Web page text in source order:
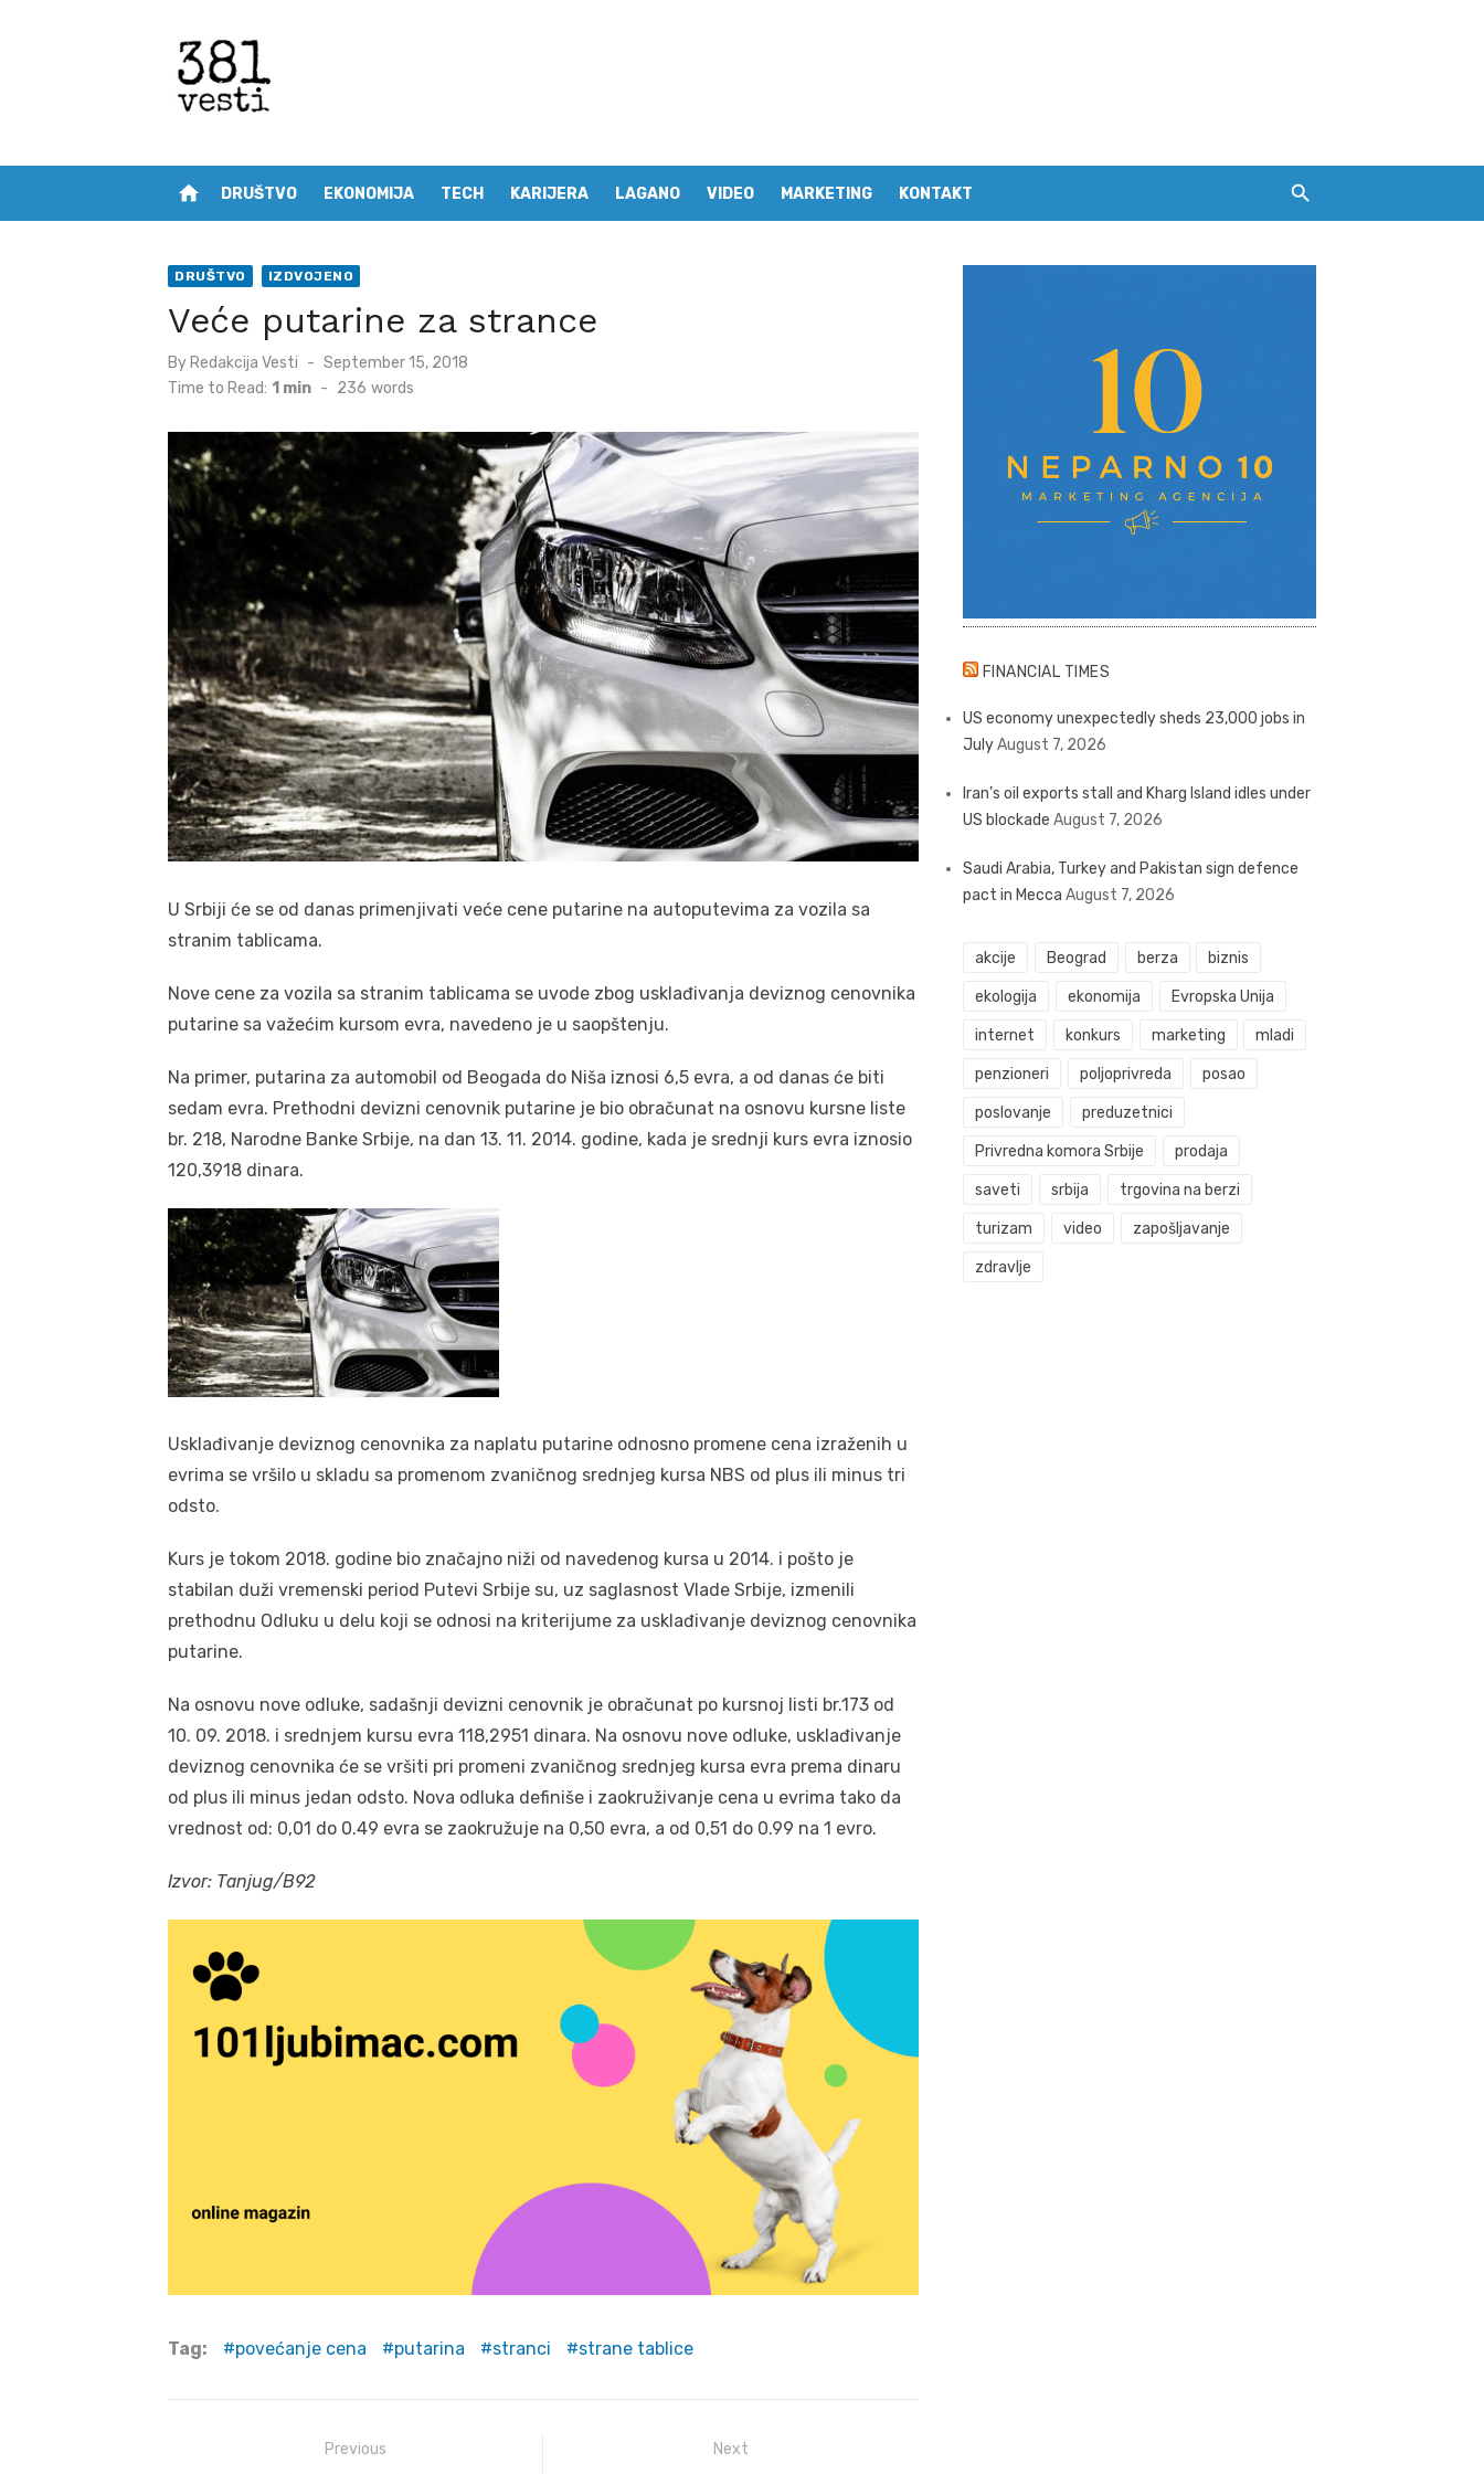
home DRUŠTVO EKONOMIJA TECH KARIJERA LAGANO VIDEO MARKETING KONTAKT
DRUŠTVO IZDVOJENO
Veće putarine za strance
By Redakcija Vesti
Posted
on
September 15, 2018
Time to Read: 1 min - 236 words
U Srbiji će se od danas primenjivati veće cene putarine na autoputevima za vozila sa
stranim tablicama.
Nove cene za vozila sa stranim tablicama se uvode zbog usklađivanja deviznog cenovnika
putarine sa važećim kursom evra, navedeno je u saopštenju.
Na primer, putarina za automobil od Beogada do Niša iznosi 6,5 evra, a od danas će biti
sedam evra. Prethodni devizni cenovnik putarine je bio obračunat na osnovu kursne liste
br. 218, Narodne Banke Srbije, na dan 13. 11. 2014. godine, kada je srednji kurs evra iznosio
120,3918 dinara.
Usklađivanje deviznog cenovnika za naplatu putarine odnosno promene cena izraženih u
evrima se vršilo u skladu sa promenom zvaničnog srednjeg kursa NBS od plus ili minus tri
odsto.
Kurs je tokom 2018. godine bio značajno niži od navedenog kursa u 2014. i pošto je
stabilan duži vremenski period Putevi Srbije su, uz saglasnost Vlade Srbije, izmenili
prethodnu Odluku u delu koji se odnosi na kriterijume za usklađivanje deviznog cenovnika
putarine.
Na osnovu nove odluke, sadašnji devizni cenovnik je obračunat po kursnoj listi br.173 od
10. 09. 2018. i srednjem kursu evra 118,2951 dinara. Na osnovu nove odluke, usklađivanje
deviznog cenovnika će se vršiti pri promeni zvaničnog srednjeg kursa evra prema dinaru
od plus ili minus jedan odsto. Nova odluka definiše i zaokruživanje cena u evrima tako da
vrednost od: 0,01 do 0.49 evra se zaokružuje na 0,50 evra, a od 0,51 do 0.99 na 1 evro.
Izvor: Tanjug/B92
Tag: povećanje cena putarina stranci strane tablice
Previous Next
FINANCIAL TIMES
US economy unexpectedly sheds 23,000 jobs in
JulyAugust 7, 2026
Iran’s oil exports stall and Kharg Island idles under
US blockade August 7, 2026
Saudi Arabia, Turkey and Pakistan sign defence
pact in Mecca August 7, 2026
akcije Beograd berza biznis
ekologija ekonomija Evropska Unija
internet konkurs marketing mladi
penzioneri poljoprivreda posao
poslovanje preduzetnici
Privredna komora Srbije prodaja
saveti srbija trgovina na berzi
turizam video zapošljavanje
zdravlje